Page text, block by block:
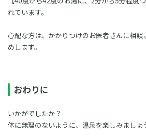
れています。
心配な方は、かかりつけのお医者さんに相談
めします。
おわりに
いかがでしたか？
体に無理のないように、温泉を楽しみましょ